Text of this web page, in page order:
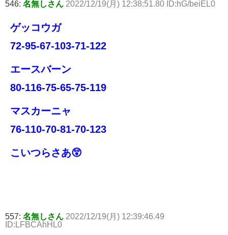
546: 名無しさん 2022/12/19(月) 12:38:51.80 ID:hG/beiEL0
ゲッコウガ
72-95-67-103-71-122
エースバーン
80-116-75-65-75-119
マスカーニャ
76-110-70-81-70-123
こいつらさあ😲
557: 名無しさん 2022/12/19(月) 12:39:46.49
ID:LFBCAhHL0